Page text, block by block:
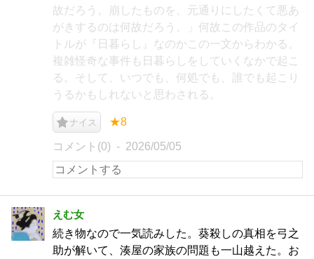
故だろう。崩したものを、元通りにしたくて悪あ
がきするのは何故だろう。」何故この作品のタイ
トルが『日暮らし』なのかこの一文からわかる。
複雑怪奇な事件も日暮らしをしていくなかで起こ
る。そして、いつでも、何処でも、誰でも起こり
うるかもしれないと思わされる。
ナイス ★8
コメント(0) 2026/05/05
えむ女
続き物なので一気読みした。葵殺しの真相を弓之
助が解いて、湊屋の家族の問題も一山越えた。お